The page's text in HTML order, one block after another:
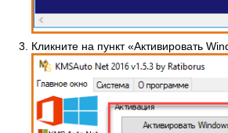
Кликните на пункт «Активировать